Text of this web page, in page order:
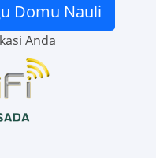
Domu Nauli
Anda